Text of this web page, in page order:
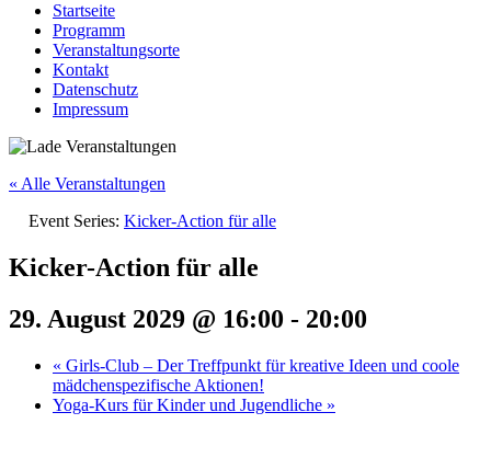
Startseite
Programm
Veranstaltungsorte
Kontakt
Datenschutz
Impressum
« Alle Veranstaltungen
Event Series: Kicker-Action für alle
Kicker-Action für alle
29. August 2029 @ 16:00 - 20:00
« Girls-Club – Der Treffpunkt für kreative Ideen und coole
mädchenspezifische Aktionen!
Yoga-Kurs für Kinder und Jugendliche »